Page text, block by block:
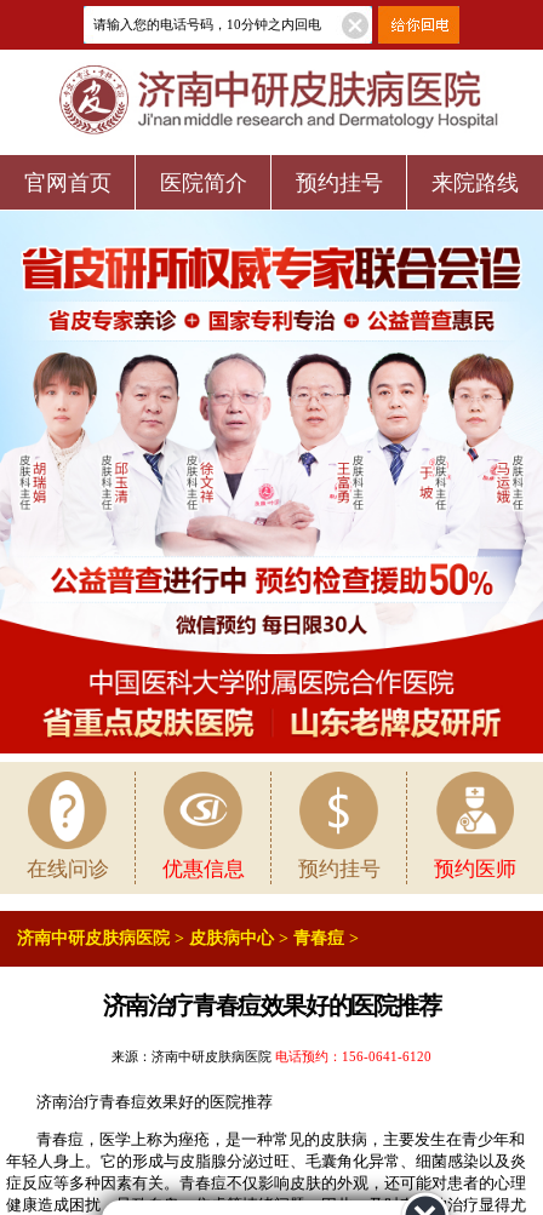
官网首页 医院简介 预约挂号 来院路线
在线问诊 优惠信息 预约挂号 预约医师
济南中研皮肤病医院 > 皮肤病中心> 青春痘 >
济南治疗青春痘效果好的医院推荐
来源：济南中研皮肤病医院 电话预约： 156-0641-6120
济南治疗青春痘效果好的医院推荐
青春痘，医学上称为痤疮，是一种常见的皮肤病，主要发生在青少年和
年轻人身上。它的形成与皮脂腺分泌过旺、毛囊角化异常、细菌感染以及炎
症反应等多种因素有关。青春痘不仅影响皮肤的外观，还可能对患者的心理
健康造成困扰，导致自卑、焦虑等情绪问题。因此，及时有效的治疗显得尤